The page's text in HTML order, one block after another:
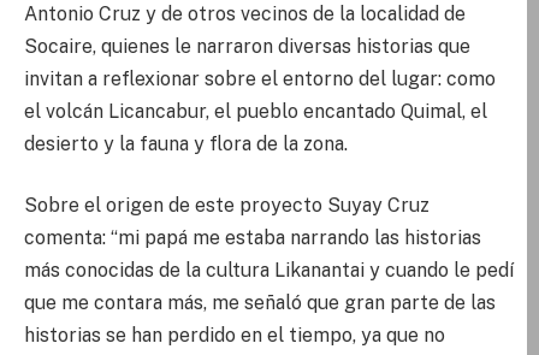
Antonio Cruz y de otros vecinos de la localidad de
Socaire, quienes le narraron diversas historias que
invitan a reflexionar sobre el entorno del lugar: como
el volcán Licancabur, el pueblo encantado Quimal, el
desierto y la fauna y flora de la zona.
Sobre el origen de este proyecto Suyay Cruz
comenta: “mi papá me estaba narrando las historias
más conocidas de la cultura Likanantai y cuando le pedí
que me contara más, me señaló que gran parte de las
historias se han perdido en el tiempo, ya que no